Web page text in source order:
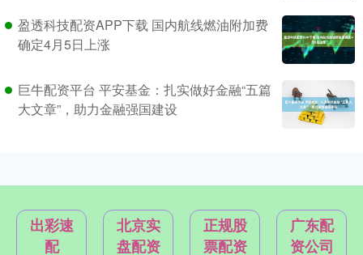
盈透科技配资APP下载 国内航线燃油附加费
确定4月5日上涨
巨牛配资平台 平安基金：扎实做好金融“五篇
大文章”，助力金融强国建设
出彩速
配
北京实
盘配资
正规股
票配资
广东配
资公司